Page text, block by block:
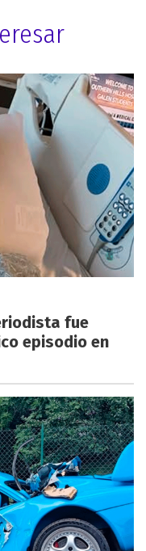
fue
episodio en